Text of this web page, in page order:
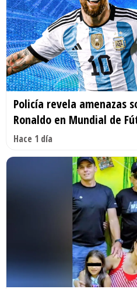
Policía revela amenazas
Ronaldo en Mundial de
Hace 1 día